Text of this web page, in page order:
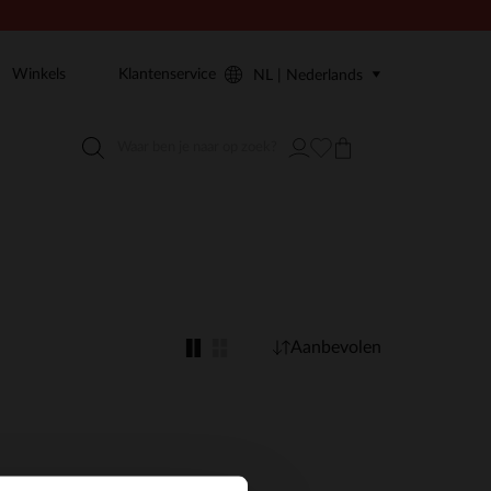
Winkels Klantenservice NL | Nederlands
Aanbevolen